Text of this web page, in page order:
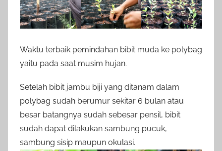
Waktu terbaik pemindahan bibit muda ke polybag
yaitu pada saat musim hujan.
Setelah bibit jambu biji yang ditanam dalam
polybag sudah berumur sekitar 6 bulan atau
besar batangnya sudah sebesar pensil, bibit
sudah dapat dilakukan sambung pucuk,
sambung sisip maupun okulasi.